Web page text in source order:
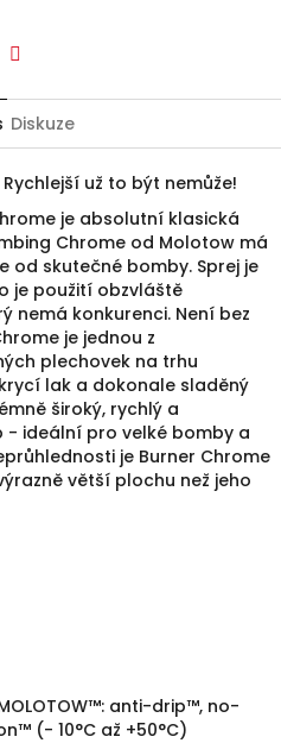
Diskuze
už to být nemůže!
je absolutní klasická
Chrome od Molotow má
od skutečné bomby. Sprej je
je použití obzvláště
nemá konkurenci. Není bez
je jednou z
plechovek na trhu
lak a dokonale sladěný
široký, rychlý a
- ideální pro velké bomby a
je Burner Chrome
větší plochu než jeho
anti-drip™, no-
(- 10°C až +50°C)